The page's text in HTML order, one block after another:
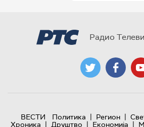
Радио
ВЕСТИ Политика | Регион |
Хроника | Друштво | Економија |